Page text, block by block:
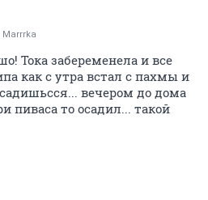
деликатесы и заработала